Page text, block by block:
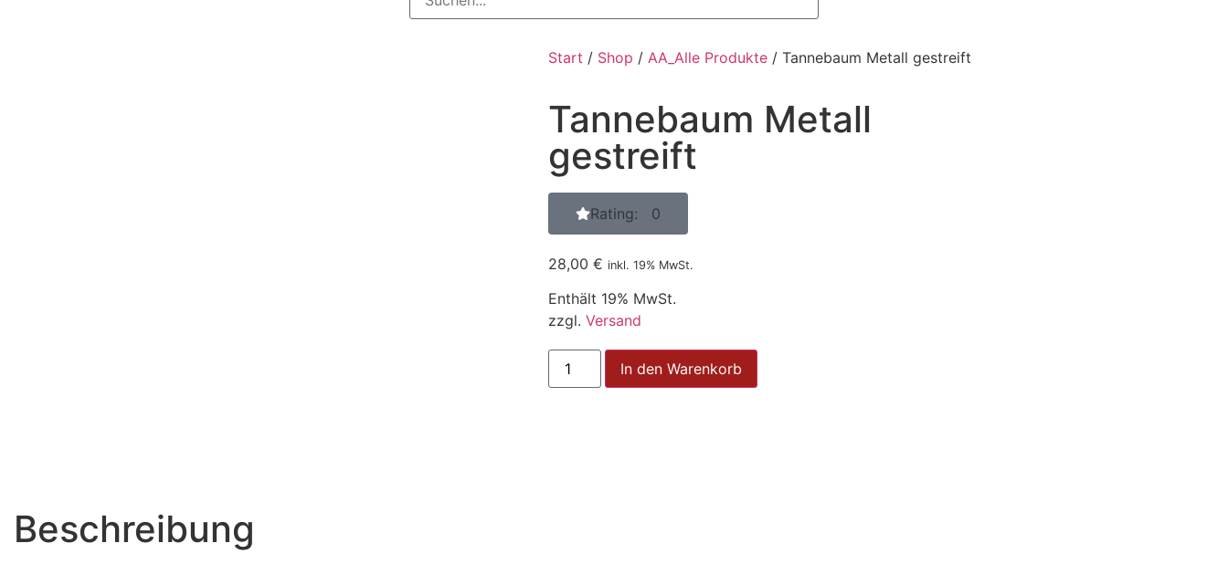
Start / Shop / AA_Alle Produkte / Tannebaum Metall gestreift
Tannebaum Metall
gestreift
Rating: 0
28,00 € inkl. 19% MwSt.
Enthält 19% MwSt.
zzgl. Versand
In den Warenkorb
Beschreibung